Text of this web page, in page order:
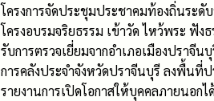
โครงการจัดประชุมประชาคมท้องถิ่นระ
โครงอบรมจริยธรรม เข้าวัด ไหว้พระ ฟั
รับการตรวจเยี่ยมจากอำเภอเมืองปราจีน
การคลังประจำจังหวัดปราจีนบุรี ลงพื้นที่
รายงานการเปิดโอกาสให้บุคคลภายนอก